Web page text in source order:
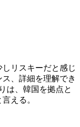
リスキーだと感じ
、詳細を理解でき
は、韓国を拠点と
える。